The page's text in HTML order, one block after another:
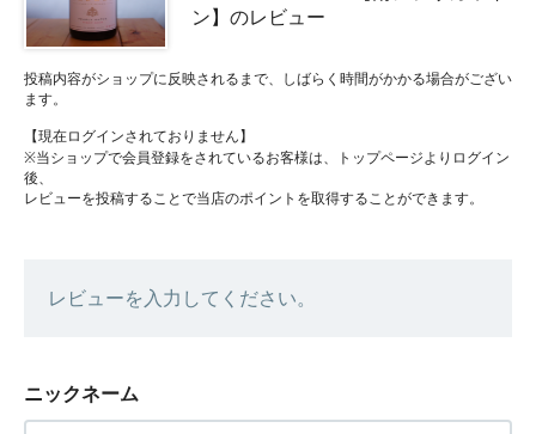
ン】のレビュー
投稿内容がショップに反映されるまで、しばらく時間がかかる場合がござい
ます。
【現在ログインされておりません】
※当ショップで会員登録をされているお客様は、トップページよりログイン
後、
レビューを投稿することで当店のポイントを取得することができます。
レビューを入力してください。
ニックネーム